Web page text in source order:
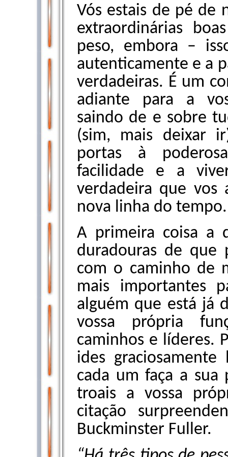
Vós estais de pé de
extraordinárias
peso, embora –
autenticamente e a
verdadeiras. É um
adiante para a
saindo de e sobre
(sim, mais deixar
portas à
facilidade e a
verdadeira que vos
nova linha do
A primeira coisa a
duradouras de que
com o caminho de
mais importantes
alguém que está já
vossa própria
caminhos e líderes.
ides
cada um faça a sua
troais a vossa
citação
Buckminster Fuller.